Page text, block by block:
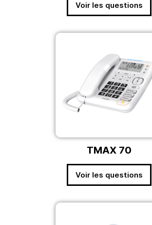
Voir les questions
TMAX 70
Voir les questions